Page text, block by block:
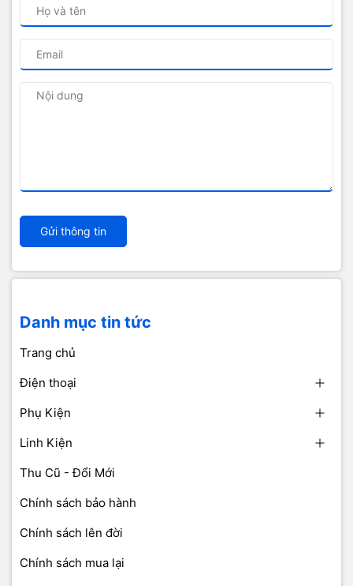
Gửi thông tin
Danh mục tin tức
Trang chủ
Điện thoại
Phụ Kiện
Linh Kiện
Thu Cũ - Đổi Mới
Chính sách bảo hành
Chính sách lên đời
Chính sách mua lại